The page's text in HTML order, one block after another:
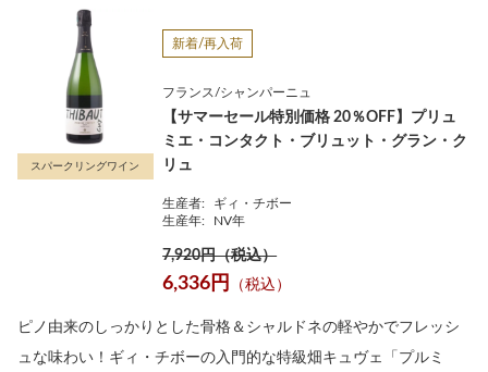
スパークリングワイン
新着/再入荷
フランス/シャンパーニュ
【サマーセール特別価格 20％OFF】プリュ
ミエ・コンタクト・ブリュット・グラン・ク
リュ
生産者:
ギィ・チボー
生産年:
NV年
7,920円（税込）
6,336円 （税込）
ピノ由来のしっかりとした骨格＆シャルドネの軽やかでフレッシ
ュな味わい！ギィ・チボーの入門的な特級畑キュヴェ「プルミ